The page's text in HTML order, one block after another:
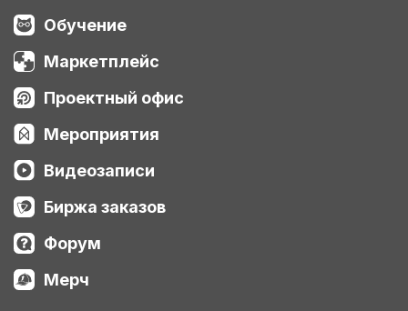
Обучение
Маркетплейс
Проектный офис
Мероприятия
Видеозаписи
Биржа заказов
Форум
Мерч